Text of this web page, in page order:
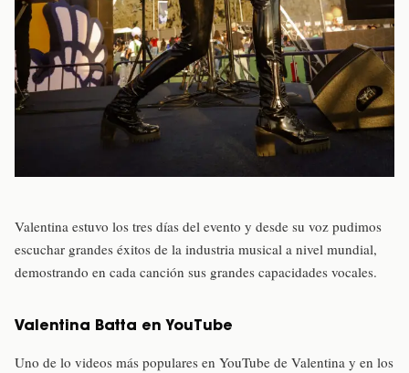
Valentina estuvo los tres días del evento y desde su voz pudimos
escuchar grandes éxitos de la industria musical a nivel mundial,
demostrando en cada canción sus grandes capacidades vocales.
Valentina Batta en YouTube
Uno de lo videos más populares en YouTube de Valentina y en los